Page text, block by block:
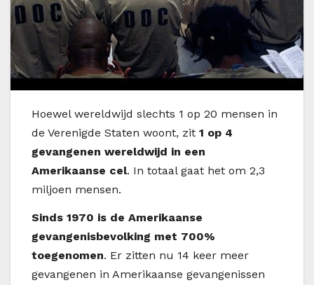
Hoewel wereldwijd slechts 1 op 20 mensen in
de Verenigde Staten woont, zit 1 op 4
gevangenen wereldwijd in een
Amerikaanse cel. In totaal gaat het om 2,3
miljoen mensen.
Sinds 1970 is de Amerikaanse
gevangenisbevolking met 700%
toegenomen. Er zitten nu 14 keer meer
gevangenen in Amerikaanse gevangenissen